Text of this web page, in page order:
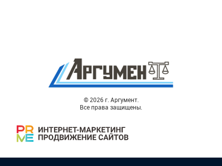
© 2026 г. Аргумент.
Все права защищены.